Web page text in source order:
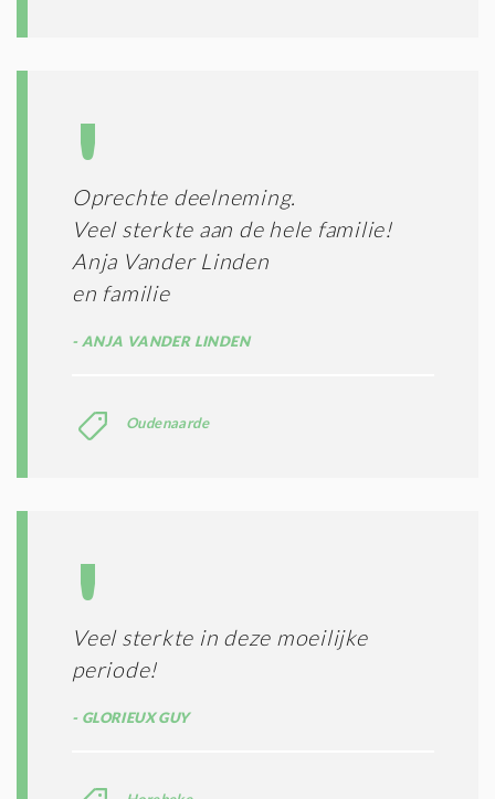
Oprechte deelneming.
Veel sterkte aan de hele familie!
Anja Vander Linden
en familie
ANJA VANDER LINDEN
Oudenaarde
Veel sterkte in deze moeilijke
periode!
GLORIEUX GUY